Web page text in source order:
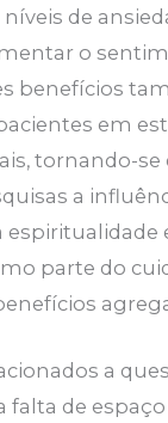
de
o
benefícios
em
tornando-
a
parte do
a
falta de